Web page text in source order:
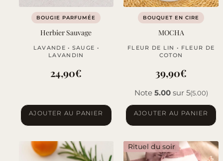
BOUGIE PARFUMÉE
Herbier Sauvage
LAVANDE • SAUGE •
LAVANDIN
24,90€
AJOUTER AU PANIER
BOUQUET EN CIRE
MOCHA
FLEUR DE LIN • FLEUR DE
COTON
39,90€
Note 5.00sur 5(5.00)
AJOUTER AU PANIER
Rituel du soir